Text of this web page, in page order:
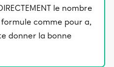
le nombre
comme pour a,
donner la bonne